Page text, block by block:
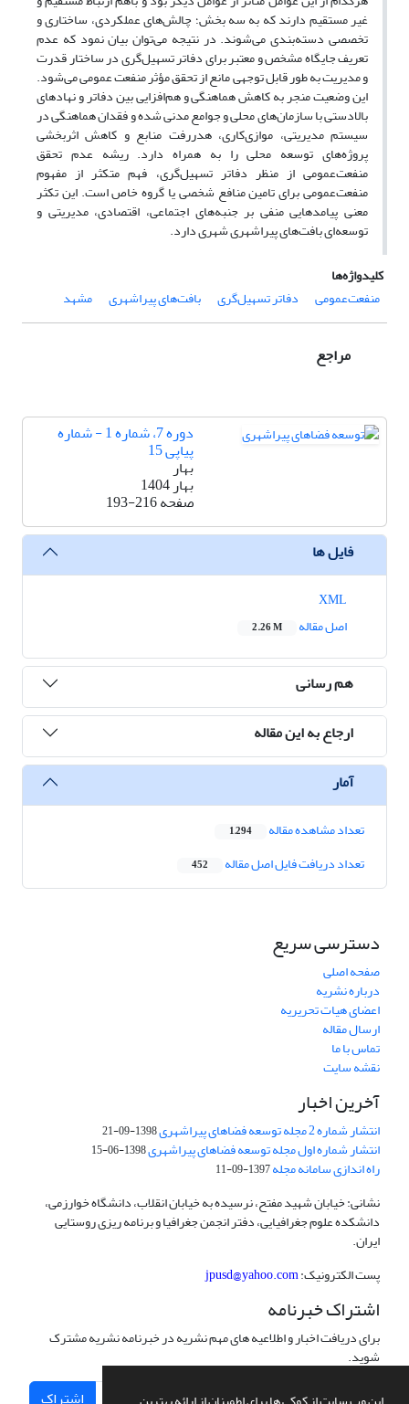
غیر مستقیم دارند که به سه بخش؛ چالش‌های عملکردی، ساختاری و
تخصصی دسته‌بندی می‌شوند. در نتیجه می‌توان بیان نمود که عدم
تعریف جایگاه مشخص و معتبر برای دفاتر تسهیل‌گری در ساختار قدرت
و مدیریت به طور قابل توجهی مانع از تحقق مؤثر منفعت عمومی می‌شود.
این وضعیت منجر به کاهش هماهنگی و هم‌افزایی بین دفاتر و نهادهای
بالادستی با سازمان‌های محلی و جوامع مدنی شده و فقدان هماهنگی در
سیستم مدیریتی، موازی‌کاری، هدررفت منابع و کاهش اثربخشی
پروژه‌های توسعه محلی را به همراه دارد. ریشه عدم تحقق
منفعت‌عمومی از منظر دفاتر تسهیل‌گری، فهم متکثر از مفهوم
منفعت‌عمومی برای تامین منافع شخصی یا گروه خاص است. این تکثر
معنی پیامدهایی منفی بر جنبه‌های اجتماعی، اقتصادی، مدیریتی و
توسعه‌ای بافت‌های پیراشهری شهری دارد.
کلیدواژه‌ها
منفعت‌عمومی
دفاتر تسهیل‌گری بافت‌های پیراشهری مشهد
مراجع
دوره 7، شماره 1 - شماره
پیاپی 15
بهار
بهار 1404
صفحه193-216
فایل ها
اصل مقاله
2.26 M
هم رسانی
ارجاع به این مقاله
آمار
تعداد مشاهده مقاله 1,294
تعداد دریافت فایل اصل مقاله 452
دسترسی سریع
صفحه اصلی
درباره نشریه
اعضای هیات تحریریه
ارسال مقاله
تماس با ما
نقشه سایت
آخرین اخبار
انتشار شماره 2 مجله توسعه فضاهای پیراشهری 1398-09-21
انتشار شماره اول مجله توسعه فضاهای پیراشهری1398-06-15
راه اندازی سامانه مجله1397-09-11
نشانی: خیابان شهید مفتح، نرسیده به خیابان انقلاب، دانشگاه خوارزمی،
دانشکده علوم جغرافیایی، دفتر انجمن جغرافیا و برنامه ریزی روستایی
ایران.
پست الکترونیک:jpusd@yahoo.com
اشتراک خبرنامه
برای دریافت اخبار و اطلاعیه های مهم نشریه در خبرنامه نشریه مشترک
شوید.